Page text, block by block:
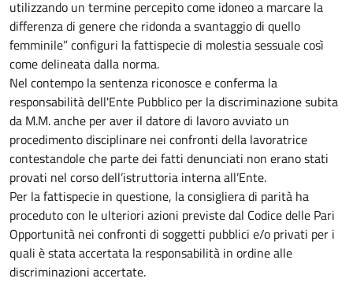
utilizzando un termine percepito come idoneo a marcare la
differenza di genere che ridonda a svantaggio di quello
femminile” configuri la fattispecie di molestia sessuale così
come delineata dalla norma.
Nel contempo la sentenza riconosce e conferma la
responsabilità dell'Ente Pubblico per la discriminazione subita
da M.M. anche per aver il datore di lavoro avviato un
procedimento disciplinare nei confronti della lavoratrice
contestandole che parte dei fatti denunciati non erano stati
provati nel corso dell’istruttoria interna all’Ente.
Per la fattispecie in questione, la consigliera di parità ha
proceduto con le ulteriori azioni previste dal Codice delle Pari
Opportunità nei confronti di soggetti pubblici e/o privati per i
quali è stata accertata la responsabilità in ordine alle
discriminazioni accertate.